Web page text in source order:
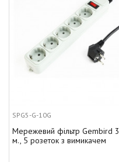
SPG5-G-10G
Мережевий фільтр Gembird 3
м., 5 розеток з вимикачем